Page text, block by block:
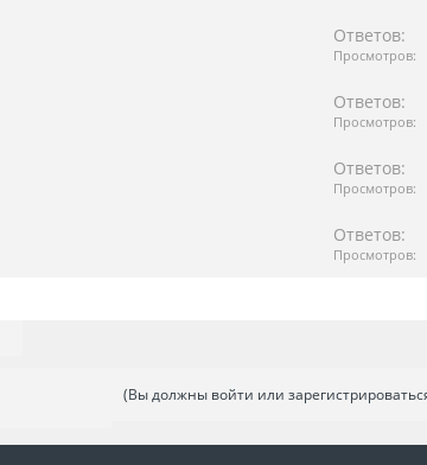
Ответов:
Просмотров:
Ответов:
Просмотров:
Ответов:
Просмотров:
Ответов:
Просмотров:
(Вы должны войти или